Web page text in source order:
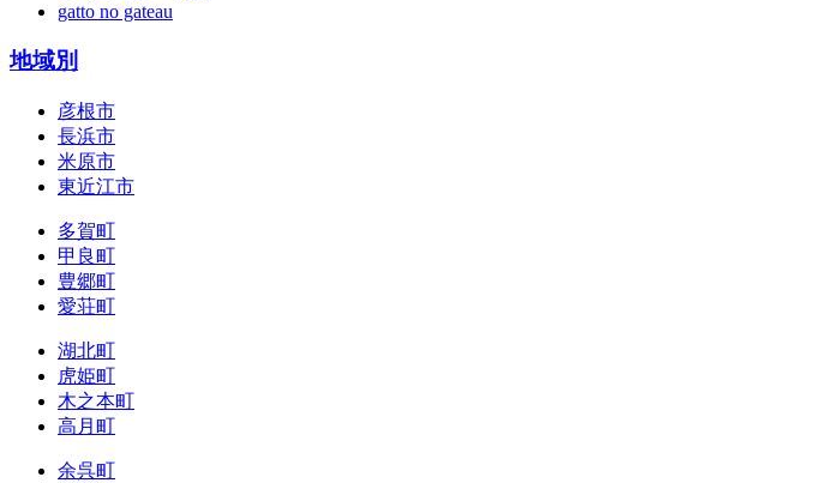
gatto no gateau
地域別
彦根市
長浜市
米原市
東近江市
多賀町
甲良町
豊郷町
愛荘町
湖北町
虎姫町
木之本町
高月町
余呉町